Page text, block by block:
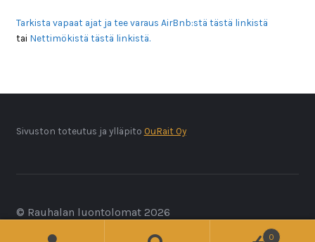
Tarkista vapaat ajat ja tee varaus AirBnb:stä tästä linkistä
tai Nettimökistä tästä linkistä.
Sivuston toteutus ja ylläpito OuRait Oy
© Rauhalan luontolomat 2026
0